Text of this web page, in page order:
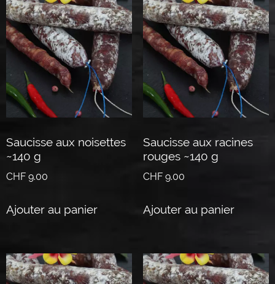
Saucisse aux noisettes
~140 g
CHF 9.00
Ajouter au panier
Saucisse aux racines
rouges ~140 g
CHF9.00
Ajouter au panier